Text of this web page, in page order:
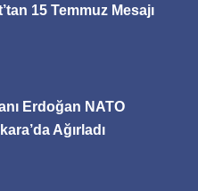
15 Temmuz Mesajı
Erdoğan NATO
Ağırladı